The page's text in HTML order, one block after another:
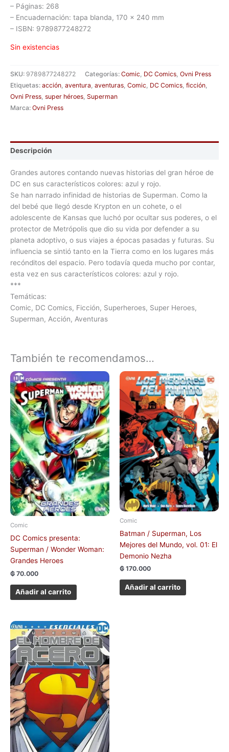
– Páginas: 268
– Encuadernación: tapa blanda, 170 x 240 mm
– ISBN: 9789877248272
Sin existencias
SKU: 9789877248272 Categorías: Comic DC Comics Ovni Press
Etiquetas: acción aventura aventuras Comic DC Comics ficción
Ovni Press super héroes Superman
Marca: Ovni Press
Descripción
Grandes autores contando nuevas historias del gran héroe de
DC en sus característicos colores: azul y rojo.
Se han narrado infinidad de historias de Superman. Como la
del bebé que llegó desde Krypton en un cohete, o el
adolescente de Kansas que luchó por ocultar sus poderes, o el
protector de Metrópolis que dio su vida por defender a su
planeta adoptivo, o sus viajes a épocas pasadas y futuras. Su
influencia se sintió tanto en la Tierra como en los lugares más
recónditos del espacio. Pero todavía queda mucho por contar,
esta vez en sus característicos colores: azul y rojo.
***
Temáticas:
Comic, DC Comics, Ficción, Superheroes, Super Heroes,
Superman, Acción, Aventuras
También te recomendamos…
Comic
DC Comics presenta:
Superman / Wonder Woman:
Grandes Heroes
₲ 70.000
Añadir al carrito
Comic
Batman / Superman, Los
Mejores del Mundo, vol. 01: El
Demonio Nezha
₲ 170.000
Añadir al carrito